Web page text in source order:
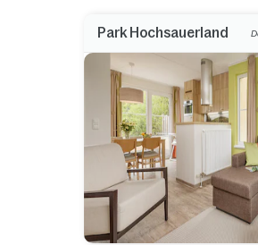
Park Hochsauerland